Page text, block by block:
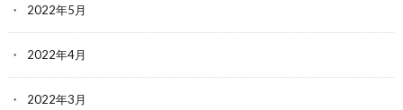
2022年5月
2022年4月
2022年3月